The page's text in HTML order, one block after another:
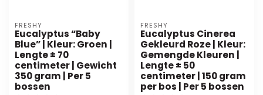
FRESHY
Eucalyptus “Baby
Blue” | Kleur: Groen |
Lengte ± 70
centimeter | Gewicht
350 gram | Per 5
bossen
FRESHY
Eucalyptus Cinerea
Gekleurd Roze | Kleur:
Gemengde Kleuren |
Lengte ± 50
centimeter | 150 gram
per bos | Per 5 bossen